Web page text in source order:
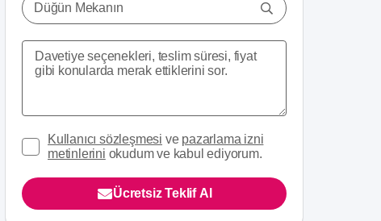
Düğün Mekanın
Kullanıcı sözleşmesi ve pazarlama izni
metinlerini okudum ve kabul ediyorum.
Ücretsiz Teklif Al